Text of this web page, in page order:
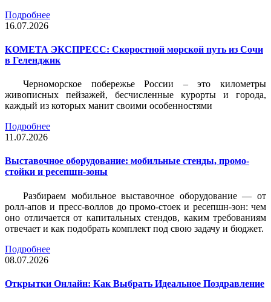
Подробнее
16.07.2026
КОМЕТА ЭКСПРЕСС: Скоростной морской путь из Сочи
в Геленджик
Черноморское побережье России – это километры
живописных пейзажей, бесчисленные курорты и города,
каждый из которых манит своими особенностями
Подробнее
11.07.2026
Выставочное оборудование: мобильные стенды, промо-
стойки и ресепшн-зоны
Разбираем мобильное выставочное оборудование — от
ролл-апов и пресс-воллов до промо-стоек и ресепшн-зон: чем
оно отличается от капитальных стендов, каким требованиям
отвечает и как подобрать комплект под свою задачу и бюджет.
Подробнее
08.07.2026
Открытки Онлайн: Как Выбрать Идеальное Поздравление